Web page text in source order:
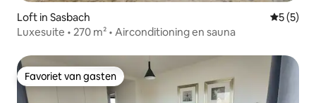
Loft in Sasbach
5 (5)
Luxesuite • 270 m² • Airconditioning en sauna
Favoriet van gasten
Favoriet van gasten